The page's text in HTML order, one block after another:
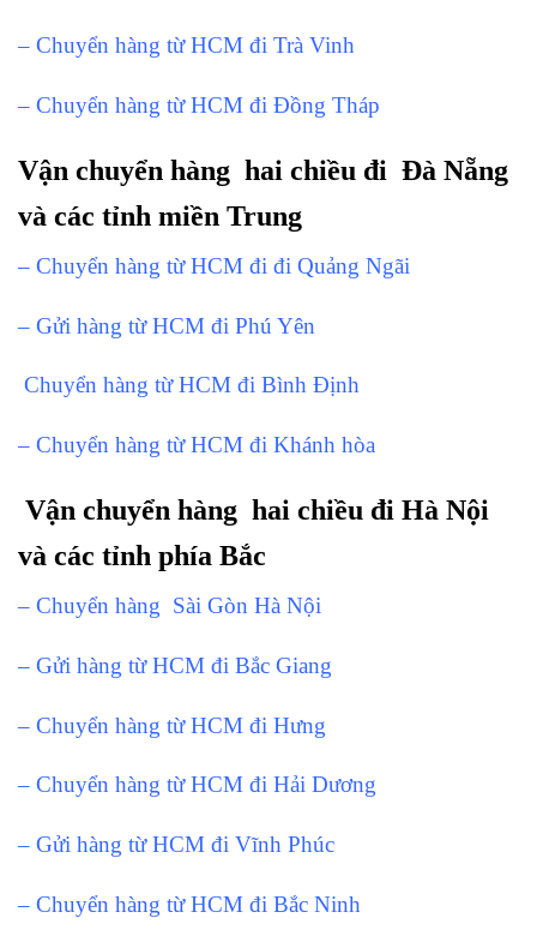
– Chuyển hàng từ HCM đi Trà Vinh
– Chuyển hàng từ HCM đi Đồng Tháp
Vận chuyển hàng hai chiều đi Đà Nẵng
và các tỉnh miền Trung
– Chuyển hàng từ HCM đi đi Quảng Ngãi
– Gửi hàng từ HCM đi Phú Yên
Chuyển hàng từ HCM đi Bình Định
– Chuyển hàng từ HCM đi Khánh hòa
Vận chuyển hàng hai chiều đi Hà Nội
và các tỉnh phía Bắc
– Chuyển hàng Sài Gòn Hà Nội
– Gửi hàng từ HCM đi Bắc Giang
– Chuyển hàng từ HCM đi Hưng
– Chuyển hàng từ HCM đi Hải Dương
– Gửi hàng từ HCM đi Vĩnh Phúc
– Chuyển hàng từ HCM đi Bắc Ninh